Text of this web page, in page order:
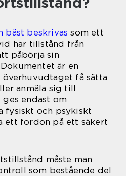
bäst beskrivas som ett
har tillstånd från
påbörja sin
är en
få sätta
anmäla sig till
endast om
fysiskt och psykiskt
ett fordon på ett säkert
måste man
som bestående del